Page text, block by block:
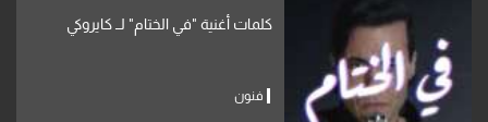
كلمات أغنية "في الختام" لــ كايروكي
فنون